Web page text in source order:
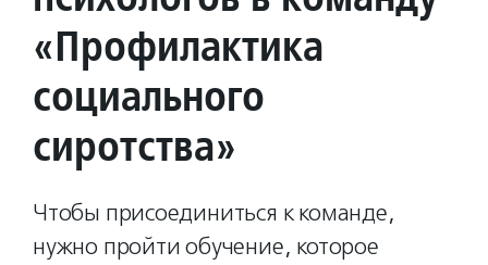
«Профилактика
социального
сиротства»
Чтобы присоединиться к команде,
нужно пройти обучение, которое